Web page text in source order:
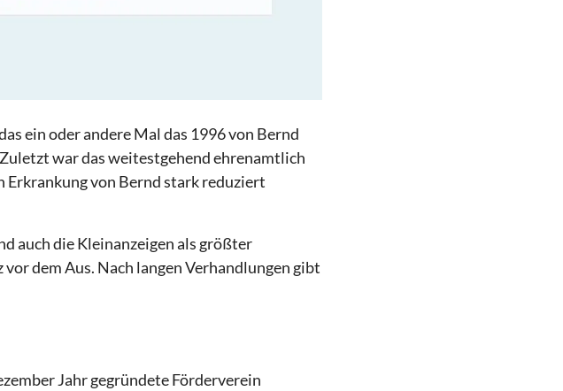
ein oder andere Mal das 1996 von Bernd
war das weitestgehend ehrenamtlich
von Bernd stark reduziert
auch die Kleinanzeigen als größter
dem Aus. Nach langen Verhandlungen gibt
Jahr gegründete Förderverein